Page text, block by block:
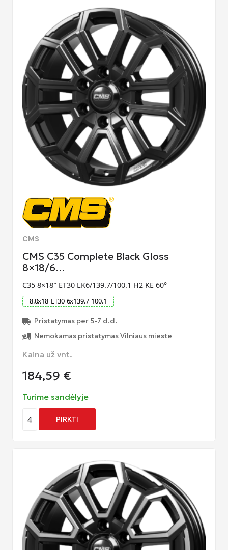
CMS
CMS C35 Complete Black Gloss
8×18/6…
C35 8×18″ ET30 LK6/139.7/100.1 H2 KE 60°
8.0x18 ET30 6x139.7 100.1
Pristatymas per 5-7 d.d.
Nemokamas pristatymas Vilniaus mieste
Kaina už vnt.
184,59 €
Turime sandėlyje
4 PIRKTI